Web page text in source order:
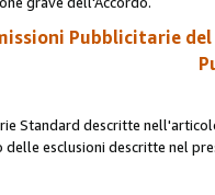
Pubblicitarie
Standard descritte
delle esclusioni descritte nel